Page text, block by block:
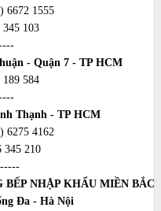
6672 1555
345 103
- Quận 7 - TP HCM
189 584
Thạnh - TP HCM
6275 4162
345 210
BẾP NHẬP KHẨU MIỀN BẮC
Đa - Hà Nội